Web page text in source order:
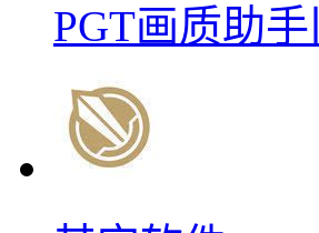
PGT画质助